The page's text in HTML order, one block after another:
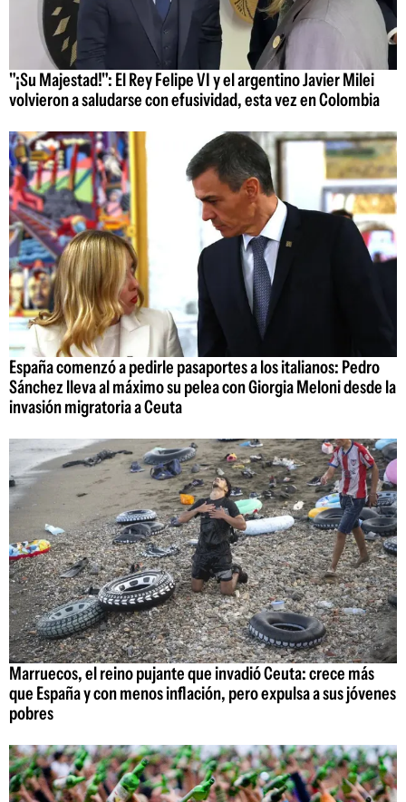
"¡Su Majestad!": El Rey Felipe VI y el argentino Javier Milei
volvieron a saludarse con efusividad, esta vez en Colombia
España comenzó a pedirle pasaportes a los italianos: Pedro
Sánchez lleva al máximo su pelea con Giorgia Meloni desde la
invasión migratoria a Ceuta
Marruecos, el reino pujante que invadió Ceuta: crece más
que España y con menos inflación, pero expulsa a sus jóvenes
pobres